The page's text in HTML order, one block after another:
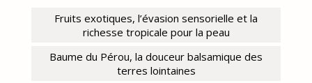
Fruits exotiques, l’évasion sensorielle et la
richesse tropicale pour la peau
Baume du Pérou, la douceur balsamique des
terres lointaines